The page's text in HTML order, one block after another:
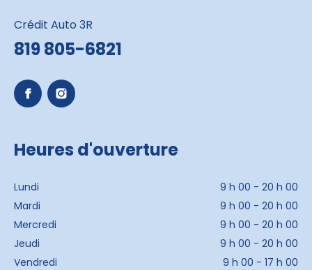
Crédit Auto 3R
819 805-6821
Heures d'ouverture
Lundi
9 h 00 - 20 h 00
Mardi
9 h 00 - 20 h 00
Mercredi
9 h 00 - 20 h 00
Jeudi
9 h 00 - 20 h 00
Vendredi
9 h 00 - 17 h 00